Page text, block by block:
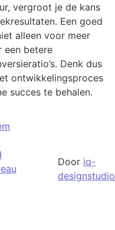
vergroot je de kans
Een goed
alleen voor meer
een betere
Denk dus
ontwikkelingsproces
succes te behalen.
Door iq-
designstudio